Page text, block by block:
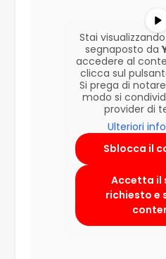
Stai
segnaposto da
accedere al
clicca sul
Si prega di
modo si
provider di
Ulteriori
Sblocca il
Accetta il
richiesto e